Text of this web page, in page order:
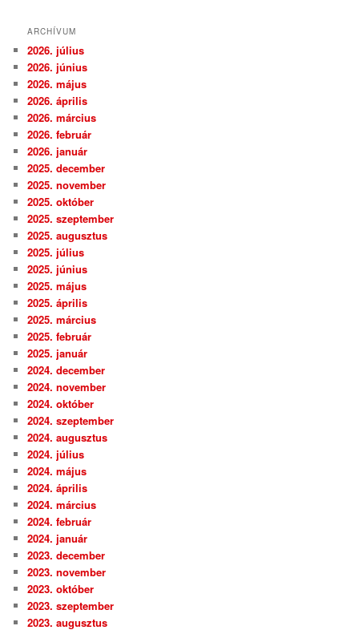
ARCHÍVUM
2026. július
2026. június
2026. május
2026. április
2026. március
2026. február
2026. január
2025. december
2025. november
2025. október
2025. szeptember
2025. augusztus
2025. július
2025. június
2025. május
2025. április
2025. március
2025. február
2025. január
2024. december
2024. november
2024. október
2024. szeptember
2024. augusztus
2024. július
2024. május
2024. április
2024. március
2024. február
2024. január
2023. december
2023. november
2023. október
2023. szeptember
2023. augusztus